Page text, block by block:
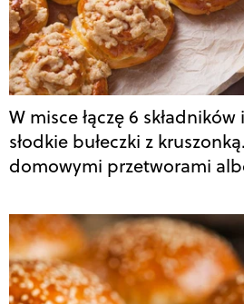
W misce łączę 6
słodkie bułeczki z
domowymi przetworami